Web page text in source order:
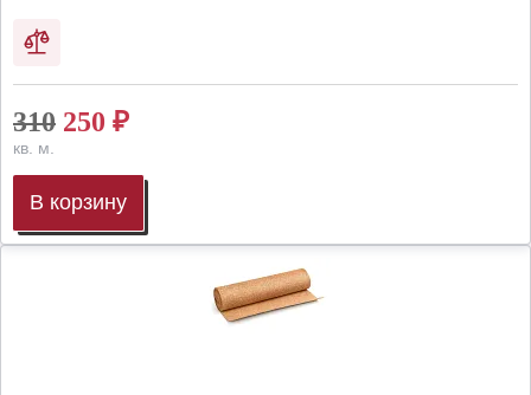
310 250 ₽
кв. м.
В корзину